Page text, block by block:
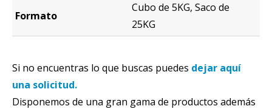
Formato
Cubo de 5KG, Saco de
25KG
Si no encuentras lo que buscas puedes dejar aquí
una solicitud.
Disponemos de una gran gama de productos además